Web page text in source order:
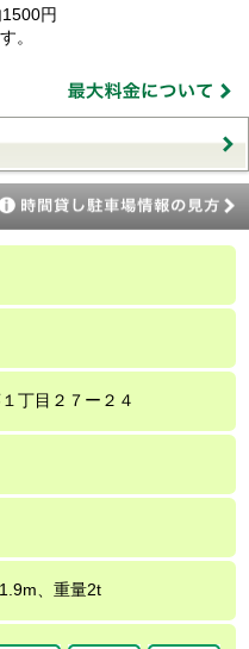
円
。
丁目２７ー２４
、重量2t